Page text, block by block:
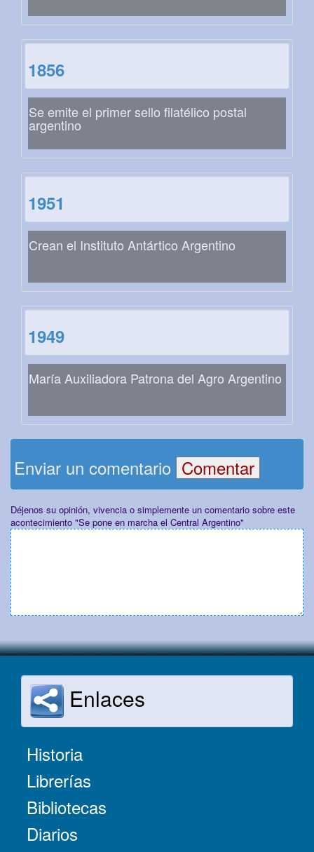
1856
Se emite el primer sello filatélico postal
argentino
1951
Crean el Instituto Antártico Argentino
1949
María Auxiliadora Patrona del Agro Argentino
Enviar un comentario
Déjenos su opinión, vivencia o simplemente un comentario sobre este
acontecimiento "Se pone en marcha el Central Argentino"
Enlaces
Historia
Librerías
Bibliotecas
Diarios